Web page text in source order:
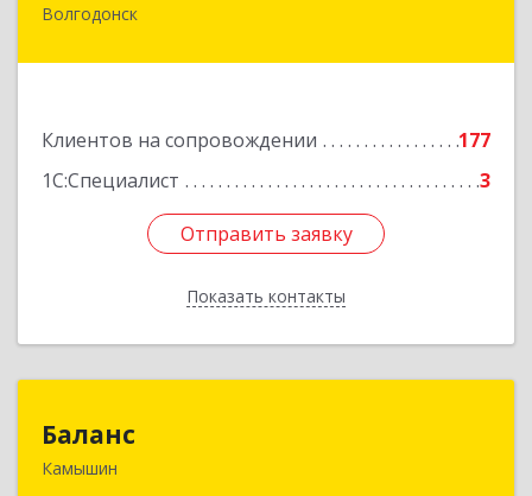
Волгодонск
Клиентов на сопровождении
177
1С:Специалист
3
Отправить заявку
Показать контакты
347383, Ростовская обл, Волгодонск г, Маршала
Отправить заявку
Назад
Баланс
Камышин
403876, Волгоградская обл, г.о. город Камышин,